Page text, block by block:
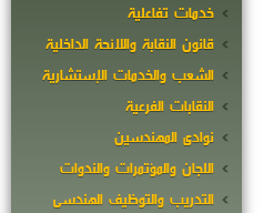
خدمات تفاعلية
قانون النقابة واللائحة الداخلية
الشعب والخدمات الإستشارية
النقابات الفرعية
نوادى المهندسين
اللجان والمؤتمرات والندوات
التدريب والتوظيف الهندسى